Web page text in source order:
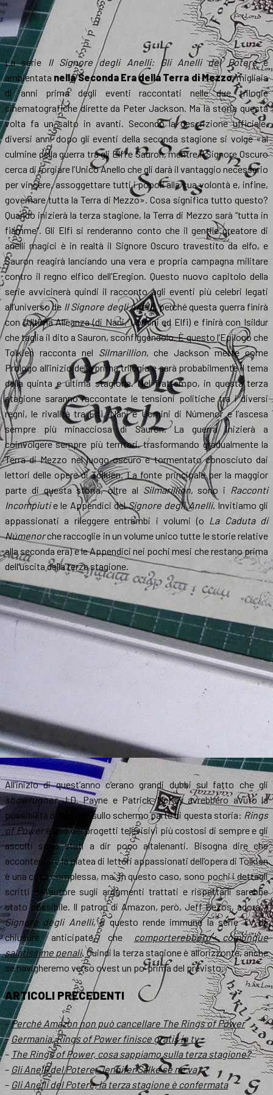
La serie Il Signore degli Anelli: Gli Anelli del Potereè
ambientata nella Seconda Era della Terra di Mezzo, migliaia
di anni prima degli eventi raccontati nelle due trilogie
cinematografiche dirette da Peter Jackson. Ma la storia questa
volta fa un salto in avanti. Secondo la descrizione ufficiale,
diversi anni dopo gli eventi della seconda stagione si volge «al
culmine della guerra tra gli Elfi e Sauron, mentre il Signore Oscuro
cerca di forgiare l’Unico Anello che gli darà il vantaggio necessario
per vincere, assoggettare tutti i popoli alla sua volontà e, infine,
governare tutta la Terra di Mezzo». Cosa significa tutto questo?
Quando inizierà la terza stagione, la Terra di Mezzo sarà “tutta in
fiamme”. Gli Elfi si renderanno conto che il gentile creatore di
anelli magici è in realtà il Signore Oscuro travestito da elfo, e
Sauron reagirà lanciando una vera e propria campagna militare
contro il regno elfico dell’Eregion. Questo nuovo capitolo della
serie avvicinerà quindi il racconto agli eventi più celebri legati
all’universo de Il Signore degli Anelli, perché questa guerra finirà
con l’Ultima Alleanza (di Nani, Uomini ed Elfi) e finirà con Isildur
che taglia il dito a Sauron, sconfiggendolo. È questo l’Epilogo che
Tolkien racconta nel Silmarillion, che Jackson mette come
Prologo all’inizio della prima trilogia e sarà probabilmente il tema
della quinta e ultima stagione. Nel frattempo, in questa terza
stagione saranno raccontate le tensioni politiche tra i diversi
regni, le rivalità tra Elfi, Nani e Uomini di Númenor e l’ascesa
sempre più minacciosa di Sauron. La guerra inizierà a
coinvolgere sempre più territori, trasformando gradualmente la
Terra di Mezzo nel luogo oscuro e tormentato conosciuto dai
lettori delle opere di Tolkien. La fonte principale per la maggior
parte di questa storia, oltre al Silmarillion, sono i Racconti
Incompiutie le Appendici delSignore degli Anelli. Invitiamo gli
appassionati a rileggere entrambi i volumi (o La Caduta di
Númenorche raccoglie in un volume unico tutte le storie relative
alla seconda era) e le Appendici nei pochi mesi che restano prima
dell’uscita della terza stagione.
All’inizio di quest’anno c’erano grandi dubbi sul fatto che gli
showrunnerJ.D. Payne e Patrick McKay avrebbero avuto la
possibilità di portare sullo schermo parte di questa storia: Rings
of Powerè uno dei progetti televisivi più costosi di sempre e gli
ascolti sono stati a dir poco altalenanti. Bisogna dire che
accontentare la platea di lettori appassionati dell’opera di Tolkien
è una cosa complessa, ma, in questo caso, sono pochi i dettagli
scritti dall’autore sugli argomenti trattati e rispettarli sarebbe
stato possibile. Il patron di Amazon, però, Jeff Bezos, adoraIl
Signore degli Anelli, e questo rende immune la serie TV da
chiusure anticipate, che comporterebbero comunque
salatissime penali. Quindi la terza stagione è all’orizzonte, anche
se navigheremo verso ovest un po’ prima del previsto.
ARTICOLI PRECEDENTI
–Perché Amazon non può cancellare The Rings of Power
–Germania, Rings of Power finisce gratis in tv
– The Rings of Power, cosa sappiamo sulla terza stagione?
– Gli Anelli del Potere, Jennifer Salke se ne va
– Gli Anelli del Potere, la terza stagione è confermata